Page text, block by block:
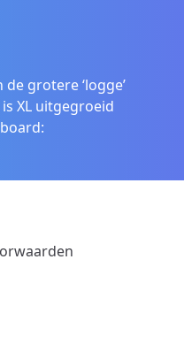
grotere ‘logge’
XL uitgegroeid